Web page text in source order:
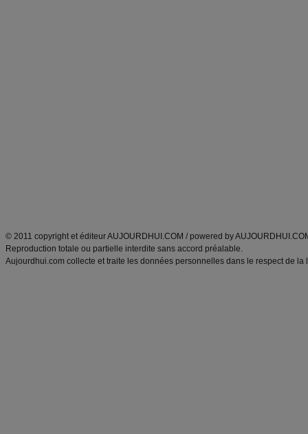
© 2011 copyright et éditeur AUJOURDHUI.COM / powered by
Reproduction totale ou partielle interdite sans accord préalable.
Aujourdhui.com collecte et traite les données personnelles dans le respect de